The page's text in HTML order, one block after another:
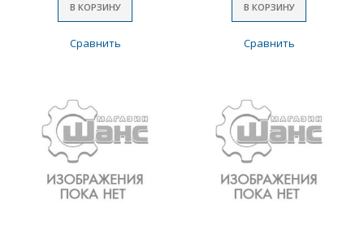
В КОРЗИНУ
Сравнить
В КОРЗИНУ
Сравнить